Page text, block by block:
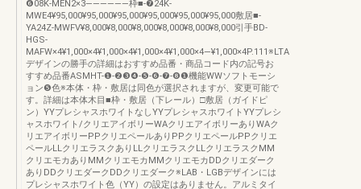
❻08K-MEN2×3――――――枠■-❼24K-
MWE4¥95,000¥95,000¥95,000¥95,000¥95,000¥95,000敷居■-
YA24Z-MWFV¥8,000¥8,000¥8,000¥8,000¥8,000¥8,000引手BD-
HGS-
MAFW×4¥1,000×4¥1,000×4¥1,000×4¥1,000×4―¥1,000×4P.111※LTA
デザインの勝手の詳細はおすすめ品番・商品コード内の記号お
すすめ品番ASMHT-❶-❷❸❹-❺-❻-❼-❽❶機能WWソフトモーシ
ョン❺色※本体・枠・敷居は同色が選択されますが、変更可能で
す。詳細は本体木目■枠・敷居（下レール）□敷居（ガイドピ
ン）YYプレシャスホワイトなしYYプレシャスホワイトYYプレシ
ャスホワイト/クリエアイボリーWAクリエアイボリーありWAク
リエアイボリーPPクリエペールありPPクリエペールPPクリエ
ペールLLクリエラスクありLLクリエラスクLLクリエラスクMM
クリエモカありMMクリエモカMMクリエモカDDクリエダーク
ありDDクリエダークDDクリエダーク※LAB・LGBデザインには
プレシャスホワイト色（YY）の設定はありません。アルミタイ